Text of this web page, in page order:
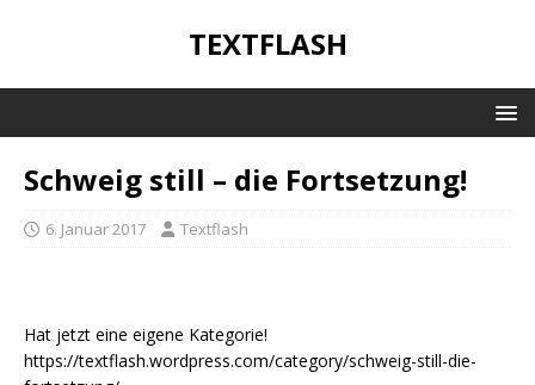
TEXTFLASH
Schweig still – die Fortsetzung!
6. Januar 2017 Textflash
Hat jetzt eine eigene Kategorie!
https://textflash.wordpress.com/category/schweig-still-die-